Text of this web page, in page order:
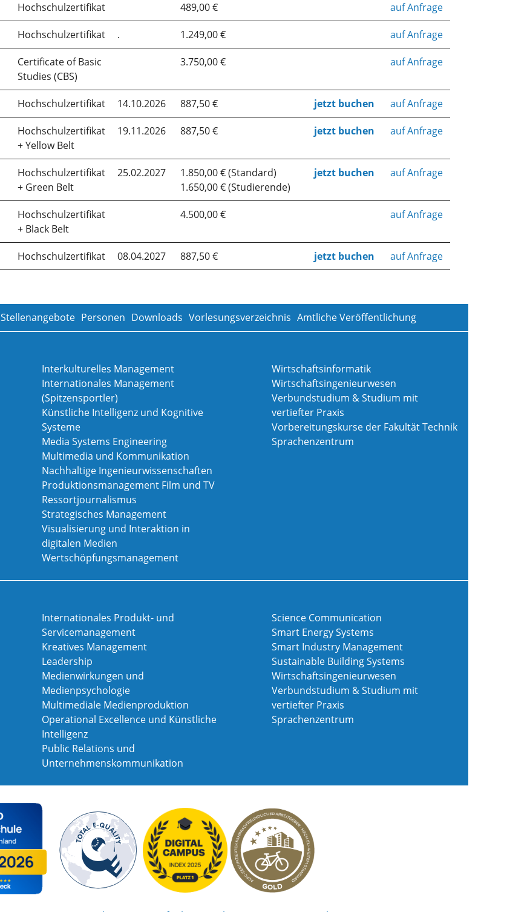
Hochschulzertifikat 489,00 € auf Anfrage
Hochschulzertifikat . 1.249,00 € auf Anfrage
Certificate of Basic
Studies (CBS)
3.750,00 € auf Anfrage
Hochschulzertifikat 14.10.2026 887,50 € jetzt buchen auf Anfrage
Hochschulzertifikat
+ Yellow Belt
19.11.2026 887,50 € jetzt buchen auf Anfrage
Hochschulzertifikat
+ Green Belt
25.02.2027
1.850,00 € (Standard)
1.650,00 € (Studierende)
jetzt buchen auf Anfrage
Hochschulzertifikat
+ Black Belt
4.500,00 € auf Anfrage
Hochschulzertifikat 08.04.2027 887,50 € jetzt buchen auf Anfrage
Stellenangebote Personen Downloads Vorlesungsverzeichnis Amtliche Veröffentlichung
Interkulturelles Management
Internationales Management
(Spitzensportler)
Künstliche Intelligenz und Kognitive
Systeme
Media Systems Engineering
Multimedia und Kommunikation
Nachhaltige Ingenieurwissenschaften
Produktionsmanagement Film und TV
Ressortjournalismus
Strategisches Management
Visualisierung und Interaktion in
digitalen Medien
Wertschöpfungsmanagement
Wirtschaftsinformatik
Wirtschaftsingenieurwesen
Verbundstudium & Studium mit
vertiefter Praxis
Vorbereitungskurse der Fakultät Technik
Sprachenzentrum
Internationales Produkt- und
Servicemanagement
Kreatives Management
Leadership
Medienwirkungen und
Medienpsychologie
Multimediale Medienproduktion
Operational Excellence und Künstliche
Intelligenz
Public Relations und
Unternehmenskommunikation
Science Communication
Smart Energy Systems
Smart Industry Management
Sustainable Building Systems
Wirtschaftsingenieurwesen
Verbundstudium & Studium mit
vertiefter Praxis
Sprachenzentrum